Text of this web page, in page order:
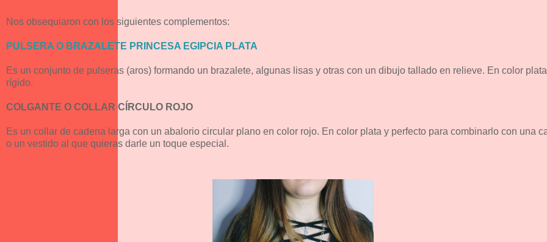
Nos obsequiaron con los siguientes complementos:
PULSERA O BRAZALETE PRINCESA EGIPCIA PLATA
Es un conjunto de pulseras (aros) formando un brazalete, algunas lisas y otras con un dibujo tallado en relieve. En color
rígido.
COLGANTE O COLLAR CÍRCULO ROJO
Es un collar de cadena larga con un abalorio circular plano en color rojo. En color plata y perfecto para combinarlo con una
o un vestido al que quieras darle un toque especial.